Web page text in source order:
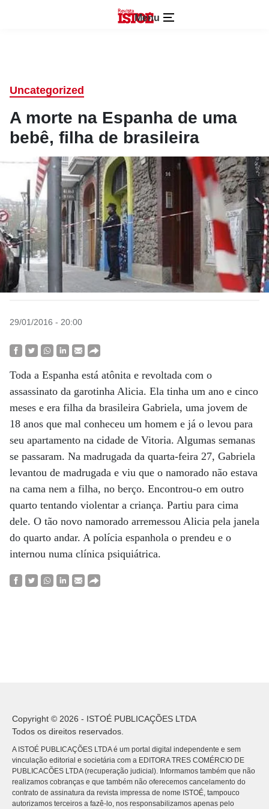
Menu
Uncategorized
A morte na Espanha de uma
bebê, filha de brasileira
29/01/2016 - 20:00
Toda a Espanha está atônita e revoltada com o
assassinato da garotinha Alicia. Ela tinha um ano e cinco
meses e era filha da brasileira Gabriela, uma jovem de
18 anos que mal conheceu um homem e já o levou para
seu apartamento na cidade de Vitoria. Algumas semanas
se passaram. Na madrugada da quarta-feira 27, Gabriela
levantou de madrugada e viu que o namorado não estava
na cama nem a filha, no berço. Encontrou-o em outro
quarto tentando violentar a criança. Partiu para cima
dele. O tão novo namorado arremessou Alicia pela janela
do quarto andar. A polícia espanhola o prendeu e o
internou numa clínica psiquiátrica.
Copyright © 2026 - ISTOÉ PUBLICAÇÕES LTDA
Todos os direitos reservados.
A ISTOÉ PUBLICAÇÕES LTDA é um portal digital independente e sem
vinculação editorial e societária com a EDITORA TRES COMÉRCIO DE
PUBLICACÕES LTDA (recuperação judicial). Informamos também que não
realizamos cobranças e que também não oferecemos cancelamento do
contrato de assinatura da revista impressa de nome ISTOÉ, tampouco
autorizamos terceiros a fazê-lo, nos responsabilizamos apenas pelo